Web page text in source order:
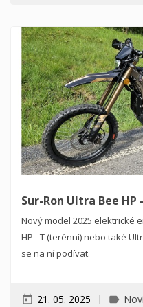
Sur-Ron Ultra Bee HP
Nový model 2025 elektrické
HP - T (terénní) nebo také
se na ní podívat.
today 21. 05. 2025 label